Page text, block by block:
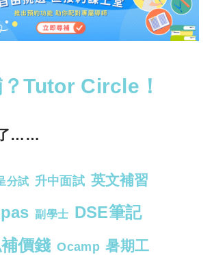
Tutor Circle！
了……
分試 升中面試 英文補習
副學士 DSE筆記
價錢 Ocamp 暑期工